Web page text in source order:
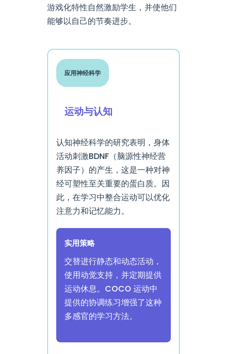
游戏化特性自然激励学生，并使他们
能够以自己的节奏进步。
应用神经科学
运动与认知
认知神经科学的研究表明，身体
活动刺激BDNF（脑源性神经营
养因子）的产生，这是一种对神
经可塑性至关重要的蛋白质。因
此，在学习中整合运动可以优化
注意力和记忆能力。
实用策略
交替进行静态和动态活动，
使用动觉支持，并定期提供
运动休息。COCO 运动中
提供的协调练习增强了这种
多感官的学习方法。